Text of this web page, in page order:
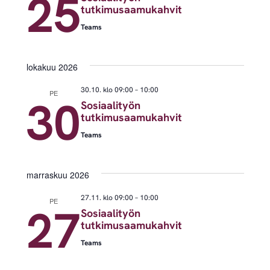
25tutkimusaamukahvit
Teams
lokakuu 2026
PE
30Sosiaalityön
tutkimusaamukahvit
30.10. klo 09:00 – 10:00
Teams
marraskuu 2026
PE
27Sosiaalityön
tutkimusaamukahvit
27.11. klo 09:00 – 10:00
Teams